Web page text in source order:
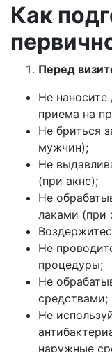
Как
Перед
Не наносите
приема на
Не бриться
мужчин);
Не
(при акне);
Не
лаками (при
Не
процедуры;
Не
средствами;
Не
наружные